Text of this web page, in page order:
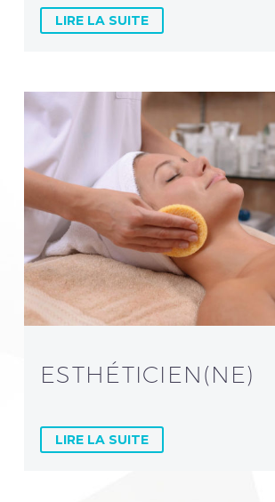
LIRE LA SUITE
ESTHÉTICIEN(NE)
LIRE LA SUITE